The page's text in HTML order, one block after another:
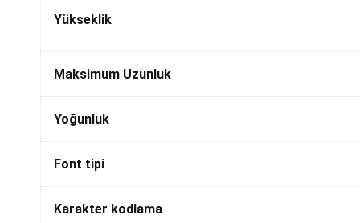
Yükseklik
Maksimum Uzunluk
Yoğunluk
Font tipi
Karakter kodlama